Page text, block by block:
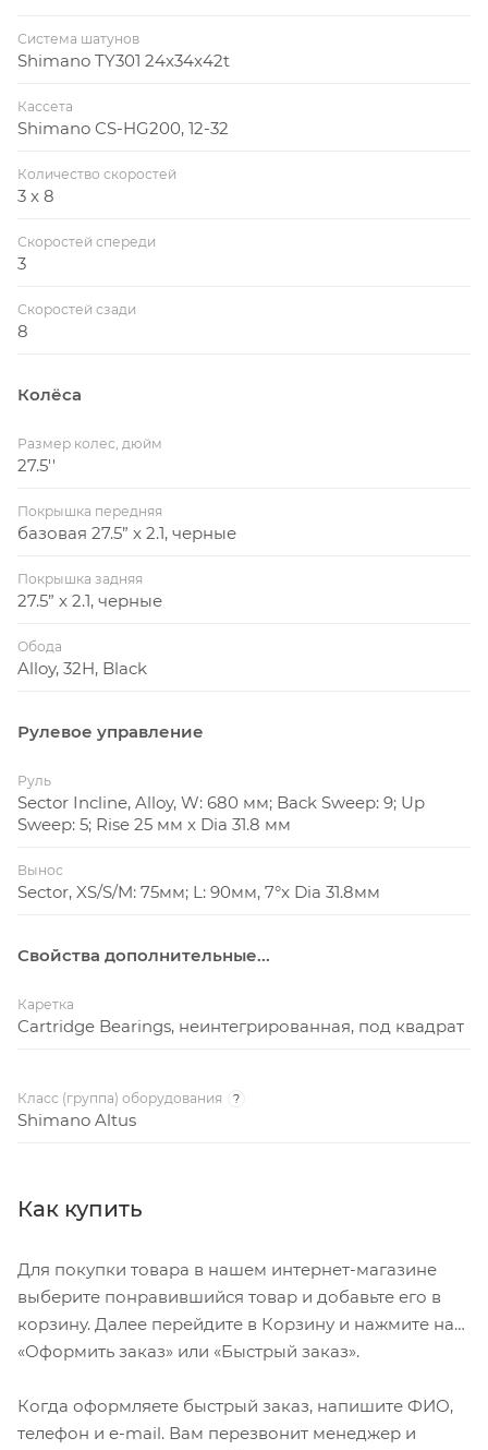
Система шатунов
Shimano TY301 24x34x42t
Кассета
Shimano CS-HG200, 12-32
Количество скоростей
3 x 8
Скоростей спереди
3
Скоростей сзади
8
Колёса
Размер колес, дюйм
27.5''
Покрышка передняя
базовая 27.5” x 2.1, черные
Покрышка задняя
27.5” x 2.1, черные
Обода
Alloy, 32H, Black
Рулевое управление
Руль
Sector Incline, Alloy, W: 680 мм; Back Sweep: 9; Up
Sweep: 5; Rise 25 мм x Dia 31.8 мм
Вынос
Sector, XS/S/M: 75мм; L: 90мм, 7°x Dia 31.8мм
Свойства дополнительные...
Каретка
Cartridge Bearings, неинтегрированная, под квадрат
Класс (группа) оборудования ?
Shimano Altus
Как купить
Для покупки товара в нашем интернет-магазине
выберите понравившийся товар и добавьте его в
корзину. Далее перейдите в Корзину и нажмите на
«Оформить заказ» или «Быстрый заказ».
Когда оформляете быстрый заказ, напишите ФИО,
телефон и e-mail. Вам перезвонит менеджер и